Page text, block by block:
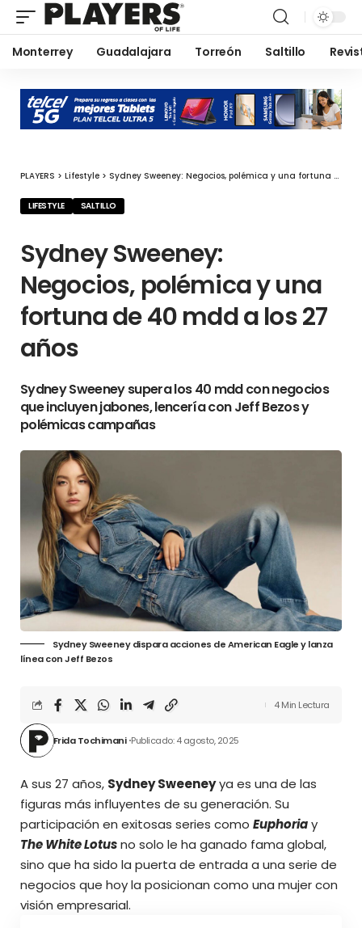
Monterrey Guadalajara Torreón Saltillo
PLAYERS > Lifestyle > Sydney Sweeney: Negocios, polémica y una fortuna de 40 mdd a los 27 años
LIFESTYLE SALTILLO
Sydney Sweeney:
Negocios, polémica y una
fortuna de 40 mdd a los 27
años
Sydney Sweeney supera los 40 mdd con negocios
que incluyen jabones, lencería con Jeff Bezos y
polémicas campañas
Sydney Sweeney dispara acciones de American Eagle y lanza
línea con Jeff Bezos
Frida Tochimani Publicado: 4 agosto, 2025
4 Min Lectura
A sus 27 años, Sydney Sweeneyya es una de las
figuras más influyentes de su generación. Su
participación en exitosas series como Euphoriay
The White Lotusno solo le ha ganado fama global,
sino que ha sido la puerta de entrada a una serie de
negocios que hoy la posicionan como una mujer con
visión empresarial.